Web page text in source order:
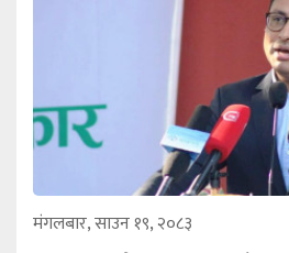
मंगलबार, साउन १९, २०८३